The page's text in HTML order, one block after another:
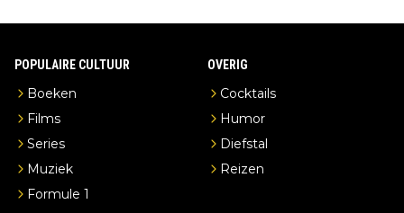
POPULAIRE CULTUUR
Boeken
Films
Series
Muziek
Formule 1
OVERIG
Cocktails
Humor
Diefstal
Reizen